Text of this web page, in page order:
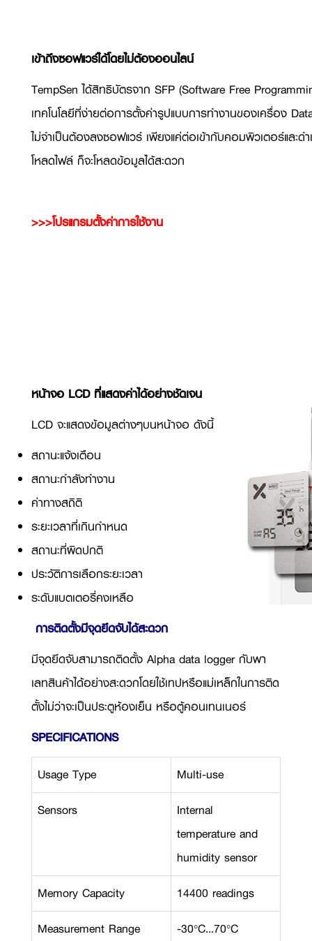
เข้าถึงซอฟแวร์ได้โดยไม่ต้องออนไลน์
TempSen ได้สิทธิบัตรจาก SFP (Software Free
เทคโนโลยีที่ง่ายต่อการตั้งค่ารูปแบบการทำงานของเครื่อง
ไม่จำเป็นต้องลงซอฟแวร์ เพียงแค่ต่อเข้ากับคอมพิวเตอร์และด
โหลดไฟล์ ก็จะโหลดข้อมูลได้สะดวก
>>>โปรแกรมตั้งค่าการใช้งาน
หน้าจอ LCD ที่แสดงค่าได้อย่างชัดเจน
LCD จะแสดงข้อมูลต่างๆบนหน้าจอ ดังนี้
สถานะแจ้งเตือน
สถานะกำลังทำงาน
ค่าทางสถิติ
ระยะเวลาที่เกินกำหนด
สถานะที่ผิดปกติ
ประวัติการเลือกระยะเวลา
ระดับแบตเตอรี่คงเหลือ
การติดตั้งมีจุดยึดจับได้สะดวก
มีจุดยึดจับสามารถติดตั้ง Alpha data logger กับพา
เลทสินค้าได้อย่างสะดวกโดยใช้เทปหรือแม่เหล็กในการติด
ตั้งไม่ว่าจะเป็นประตูห้องเย็น หรือตู้คอนเทนเนอร์
SPECIFICATIONS
Usage Type
Multi-use
Sensors
Internal
temperature and
humidity sensor
Memory Capacity
14400 readings
Measurement Range
-30°C...70°C